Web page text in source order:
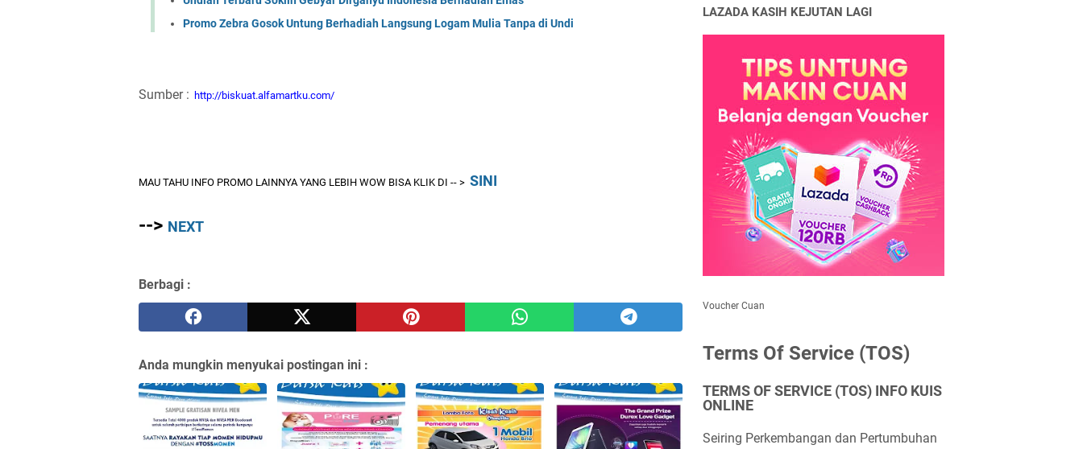
Promo Zebra Gosok Untung Berhadiah Langsung Logam Mulia Tanpa di Undi
Sumber : http://biskuat.alfamartku.com/
MAU TAHU INFO PROMO LAINNYA YANG LEBIH WOW BISA KLIK DI -- > SINI
--> NEXT
Berbagi :
Anda mungkin menyukai postingan ini :
LAZADA KASIH KEJUTAN LAGI
Voucher Cuan
Terms Of Service (TOS)
TERMS OF SERVICE (TOS) INFO KUIS
ONLINE
Seiring Perkembangan dan Pertumbuhan